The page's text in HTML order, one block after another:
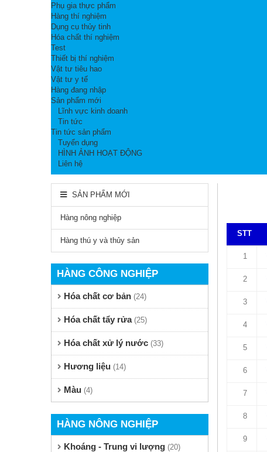
Phụ gia thực phẩm
Hàng thí nghiệm
Dụng cụ thủy tinh
Hóa chất thí nghiệm
Test
Thiết bị thí nghiệm
Vật tư tiêu hao
Vật tư y tế
Hàng đang nhập
Sản phẩm mới
Lĩnh vực kinh doanh
Tin tức
Tin tức sản phẩm
Tuyển dụng
HÌNH ẢNH HOẠT ĐỘNG
Liên hệ
SẢN PHẨM MỚI
Hàng nông nghiệp
Hàng thú y và thủy sản
HÀNG CÔNG NGHIỆP
Hóa chất cơ bản (24)
Hóa chất tẩy rửa(25)
Hóa chất xử lý nước (33)
Hương liệu (14)
Màu (4)
HÀNG NÔNG NGHIỆP
Khoáng - Trung vi lượng (20)
STT
1
2
3
4
5
6
7
8
9